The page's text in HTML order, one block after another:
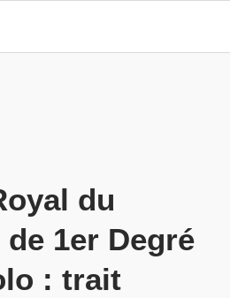
du
1er Degré
: trait